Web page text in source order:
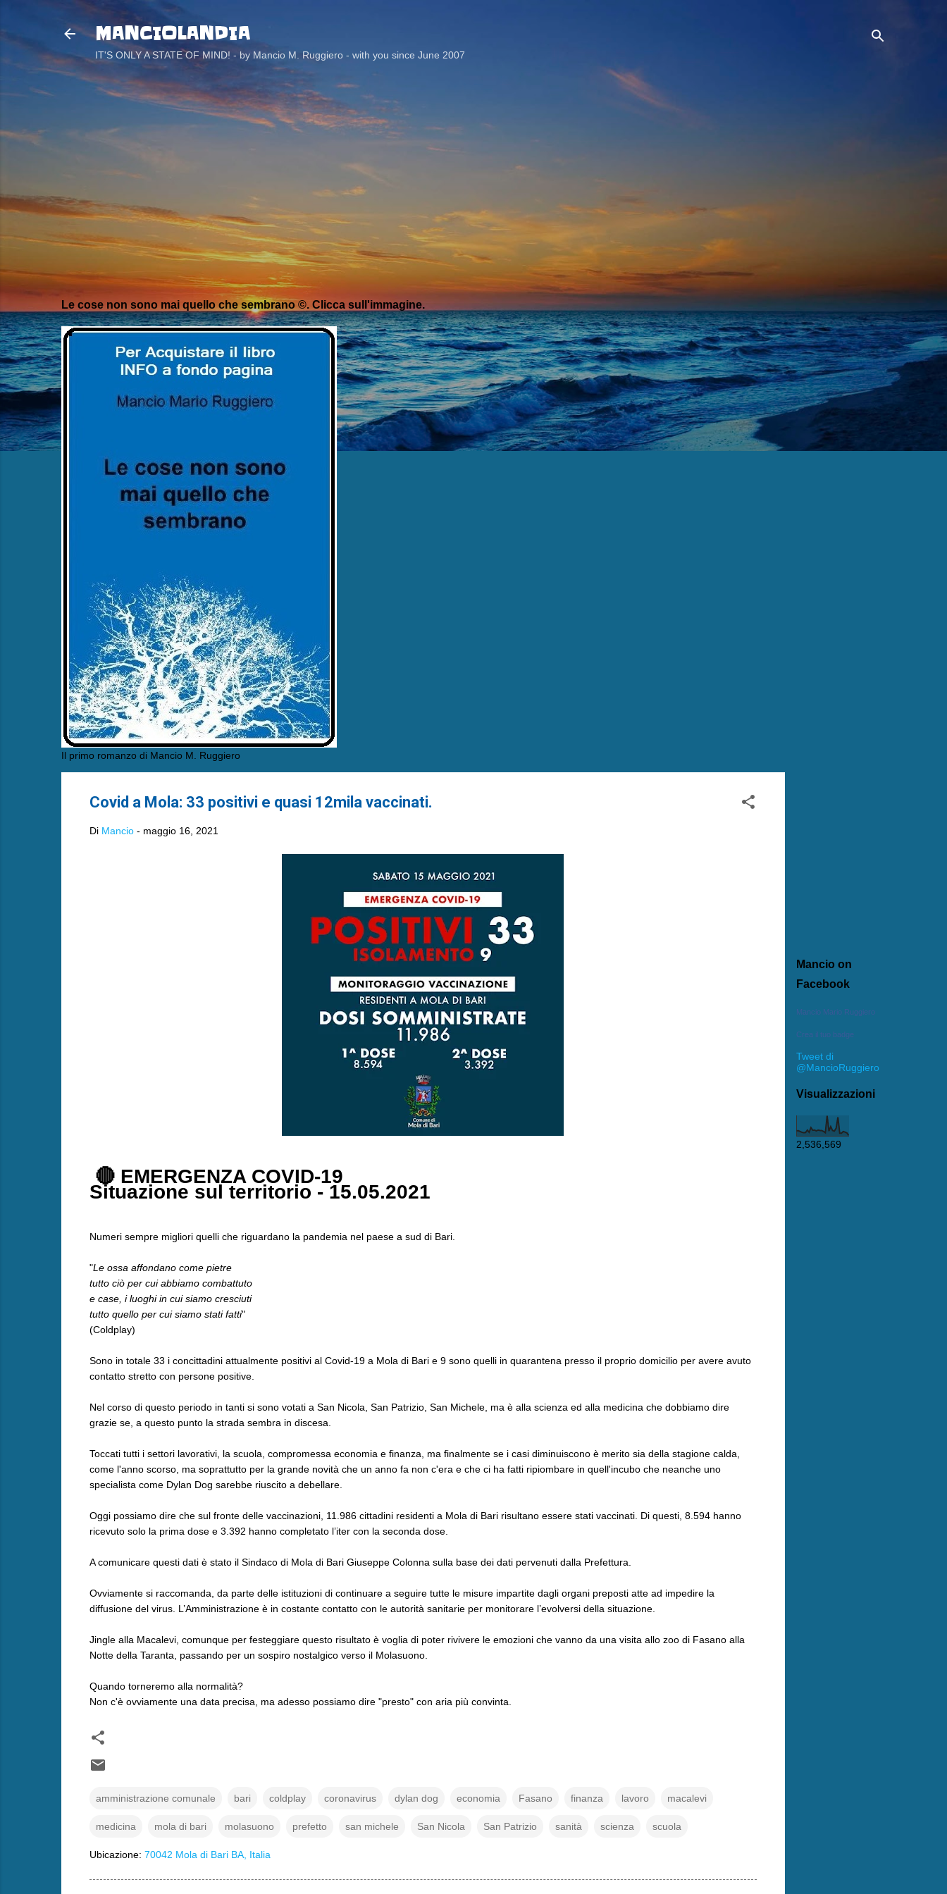
MANCIOLANDIA
IT'S ONLY A STATE OF MIND! - by Mancio M. Ruggiero - with you since June 2007
Mancio on
Facebook
Mancio Mario Ruggiero
Crea il tuo badge
Tweet di
@MancioRuggiero
Visualizzazioni
2,536,569
Le cose non sono mai quello che sembrano ©. Clicca sull'immagine.
Il primo romanzo di Mancio M. Ruggiero
Covid a Mola: 33 positivi e quasi 12mila vaccinati.
Di Mancio - maggio 16, 2021
🔴 EMERGENZA COVID-19
Situazione sul territorio - 15.05.2021
Numeri sempre migliori quelli che riguardano la pandemia nel paese a sud di Bari.
"Le ossa affondano come pietre
tutto ciò per cui abbiamo combattuto
e case, i luoghi in cui siamo cresciuti
tutto quello per cui siamo stati fatti"
(Coldplay)
Sono in totale 33 i concittadini attualmente positivi al Covid-19 a Mola di Bari e 9 sono quelli in quarantena presso il proprio domicilio per avere avuto
contatto stretto con persone positive.
Nel corso di questo periodo in tanti si sono votati a San Nicola, San Patrizio, San Michele, ma è alla scienza ed alla medicina che dobbiamo dire
grazie se, a questo punto la strada sembra in discesa.
Toccati tutti i settori lavorativi, la scuola, compromessa economia e finanza, ma finalmente se i casi diminuiscono è merito sia della stagione calda,
come l'anno scorso, ma soprattutto per la grande novità che un anno fa non c'era e che ci ha fatti ripiombare in quell'incubo che neanche uno
specialista come Dylan Dog sarebbe riuscito a debellare.
Oggi possiamo dire che sul fronte delle vaccinazioni, 11.986 cittadini residenti a Mola di Bari risultano essere stati vaccinati. Di questi, 8.594 hanno
ricevuto solo la prima dose e 3.392 hanno completato l’iter con la seconda dose.
A comunicare questi dati è stato il Sindaco di Mola di Bari Giuseppe Colonna sulla base dei dati pervenuti dalla Prefettura.
Ovviamente si raccomanda, da parte delle istituzioni di continuare a seguire tutte le misure impartite dagli organi preposti atte ad impedire la
diffusione del virus. L’Amministrazione è in costante contatto con le autorità sanitarie per monitorare l’evolversi della situazione.
Jingle alla Macalevi, comunque per festeggiare questo risultato è voglia di poter rivivere le emozioni che vanno da una visita allo zoo di Fasano alla
Notte della Taranta, passando per un sospiro nostalgico verso il Molasuono.
Quando torneremo alla normalità?
Non c'è ovviamente una data precisa, ma adesso possiamo dire "presto" con aria più convinta.
amministrazione comunale bari coldplay coronavirus dylan dog economia Fasano finanza lavoro macalevi
medicina mola di bari molasuono prefetto san michele San Nicola San Patrizio sanità scienza scuola
Ubicazione: 70042 Mola di Bari BA, Italia